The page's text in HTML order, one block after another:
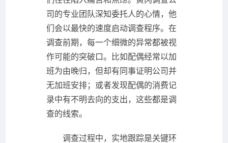
司的专业团队深知委托人的心情，他
们会以最快的速度启动调查程序。在
调查前期，每一个细微的异常都被视
作可能的突破口。比如配偶经常以加
班为由晚归，但却有同事证明公司并
无加班安排；或者发现配偶的消费记
录中有不明去向的支出，这些都是调
查的线索。
调查过程中，实地跟踪是关键环